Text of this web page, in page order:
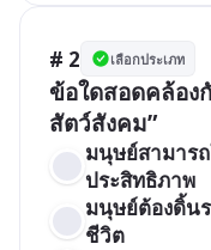
# 2 เลือกประเภท
ข้อใดสอดคล้อง
สัตว์สังคม”
มนุษย์สามาร
ประสิทธิภาพ
มนุษย์ต้องดิ้น
ชีวิต